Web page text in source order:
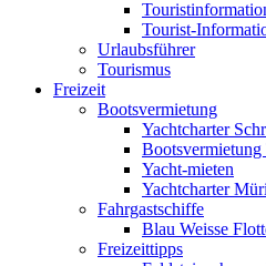
Tourist-
Urlaubsführer
Tourismus
Freizeit
Bootsvermietung
Yachtcharter
Bootsvermietung
Yacht-mieten
Yachtcharter
Fahrgastschiffe
Blau Weisse
Freizeittipps